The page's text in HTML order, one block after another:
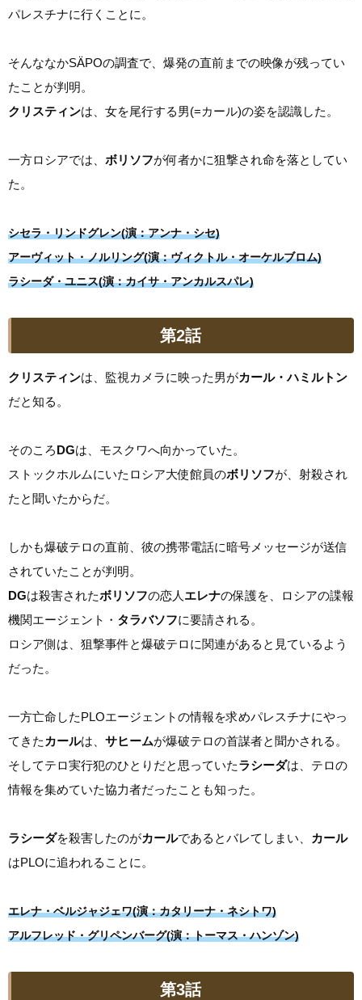
パレスチナに行くことに。
そんななかSÄPOの調査で、爆発の直前までの映像が残ってい
たことが判明。
クリスティンは、女を尾行する男(=カール)の姿を認識した。
一方ロシアでは、 ボリソフが何者かに狙撃され命を落としてい
た。
シセラ・リンドグレン(演：アンナ・シセ)
アーヴィット・ノルリング(演：ヴィクトル・オーケルブロム)
ラシーダ・ユニス(演：カイサ・アンカルスパレ)
第2話
クリスティンは、監視カメラに映った男がカール・ハミルトン
だと知る。
そのころ DGは、モスクワへ向かっていた。
ストックホルムにいたロシア大使館員のボリソフが、射殺され
たと聞いたからだ。
しかも爆破テロの直前、彼の携帯電話に暗号メッセージが送信
されていたことが判明。
DGは殺害されたボリソフの恋人エレナの保護を、ロシアの諜報
機関エージェント・ タラバソフに要請される。
ロシア側は、狙撃事件と爆破テロに関連があると見ているよう
だった。
一方亡命したPLOエージェントの情報を求めパレスチナにやっ
てきたカールは、 サヒームが爆破テロの首謀者と聞かされる。
そしてテロ実行犯のひとりだと思っていたラシーダは、テロの
情報を集めていた協力者だったことも知った。
ラシーダを殺害したのがカールであるとバレてしまい、 カール
はPLOに追われることに。
エレナ・ベルジャジェワ(演：カタリーナ・ネシトワ)
アルフレッド・グリペンバーグ(演：トーマス・ハンゾン)
第3話